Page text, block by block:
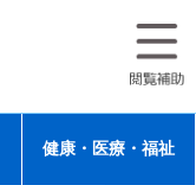
健康・医療・福祉